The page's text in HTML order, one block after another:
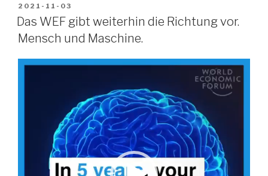
VERÖFFENTLICHT
AM
2021-11-03
Das WEF gibt weiterhin die Richtung vor.
Mensch und Maschine.
Video-